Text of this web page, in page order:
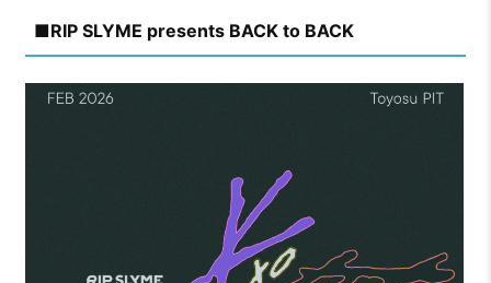
■RIP SLYME presents BACK to BACK